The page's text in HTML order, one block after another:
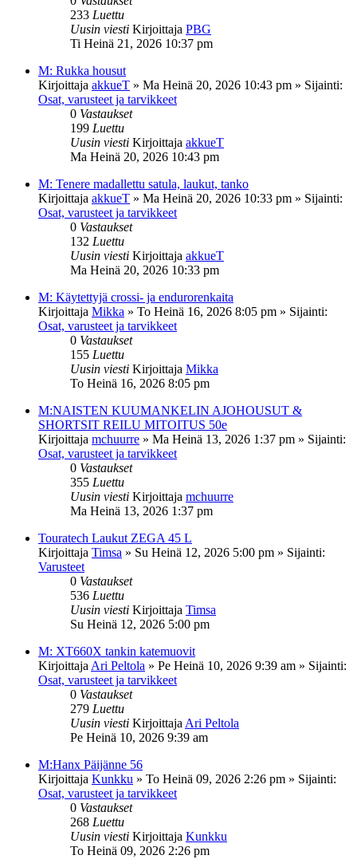
233 Luettu
Uusin viesti Kirjoittaja PBG
Ti Heinä 21, 2026 10:37 pm
M: Rukka housut
Kirjoittaja akkueT » Ma Heinä 20, 2026 10:43 pm » Sijainti:
Osat, varusteet ja tarvikkeet
0 Vastaukset
199 Luettu
Uusin viesti Kirjoittaja akkueT
Ma Heinä 20, 2026 10:43 pm
M: Tenere madallettu satula, laukut, tanko
Kirjoittaja akkueT » Ma Heinä 20, 2026 10:33 pm » Sijainti:
Osat, varusteet ja tarvikkeet
0 Vastaukset
132 Luettu
Uusin viesti Kirjoittaja akkueT
Ma Heinä 20, 2026 10:33 pm
M: Käytettyjä crossi- ja endurorenkaita
Kirjoittaja Mikka » To Heinä 16, 2026 8:05 pm » Sijainti:
Osat, varusteet ja tarvikkeet
0 Vastaukset
155 Luettu
Uusin viesti Kirjoittaja Mikka
To Heinä 16, 2026 8:05 pm
M:NAISTEN KUUMANKELIN AJOHOUSUT &
SHORTSIT REILU MITOITUS 50e
Kirjoittaja mchuurre » Ma Heinä 13, 2026 1:37 pm » Sijainti:
Osat, varusteet ja tarvikkeet
0 Vastaukset
355 Luettu
Uusin viesti Kirjoittaja mchuurre
Ma Heinä 13, 2026 1:37 pm
Touratech Laukut ZEGA 45 L
Kirjoittaja Timsa » Su Heinä 12, 2026 5:00 pm » Sijainti:
Varusteet
0 Vastaukset
536 Luettu
Uusin viesti Kirjoittaja Timsa
Su Heinä 12, 2026 5:00 pm
M: XT660X tankin katemuovit
Kirjoittaja Ari Peltola » Pe Heinä 10, 2026 9:39 am » Sijainti:
Osat, varusteet ja tarvikkeet
0 Vastaukset
279 Luettu
Uusin viesti Kirjoittaja Ari Peltola
Pe Heinä 10, 2026 9:39 am
M:Hanx Päijänne 56
Kirjoittaja Kunkku » To Heinä 09, 2026 2:26 pm » Sijainti:
Osat, varusteet ja tarvikkeet
0 Vastaukset
268 Luettu
Uusin viesti Kirjoittaja Kunkku
To Heinä 09, 2026 2:26 pm